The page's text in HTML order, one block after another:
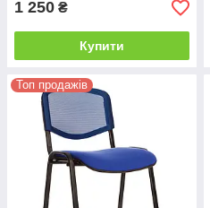
1 250 ₴
Купити
Топ продажів